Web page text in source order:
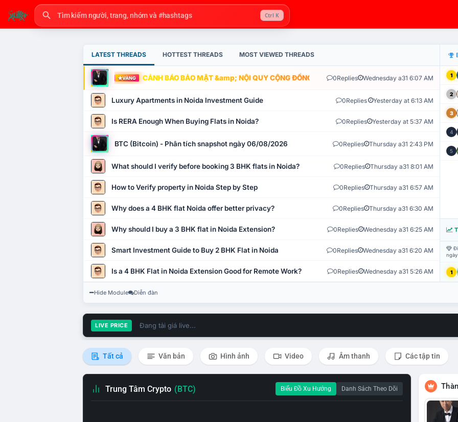
Ctrl K
LATEST THREADS HOTTEST THREADS MOST VIEWED THREADS
VÀNG CẢNH BÁO BẢO MẬT &amp; NỘI QUY CỘNG ĐỒNG VLIKE.VN: HỆ THỐNG GIÁM SÁT TỰ
0Replies Wednesday a31 6:07 AM
Luxury Apartments in Noida Investment Guide 0Replies Yesterday at 6:13 AM
Is RERA Enough When Buying Flats in Noida? 0Replies Yesterday at 5:37 AM
BTC (Bitcoin) - Phân tích snapshot ngày 06/08/2026 0Replies Thursday a31 2:43 PM
What should I verify before booking 3 BHK flats in Noida? 0Replies Thursday a31 8:01 AM
How to Verify property in Noida Step by Step 0Replies Thursday a31 6:57 AM
Why does a 4 BHK flat Noida offer better privacy? 0Replies Thursday a31 6:30 AM
Why should I buy a 3 BHK flat in Noida Extension? 0Replies Wednesday a31 6:25 AM
Smart Investment Guide to Buy 2 BHK Flat in Noida 0Replies Wednesday a31 6:20 AM
Is a 4 BHK Flat in Noida Extension Good for Remote Work? 0Replies Wednesday a31 5:26 AM
1
2
3
4
5
1
Hide Module Diễn đàn
LIVE PRICE Đang tải giá live...
Tất cả Văn bản Hình ảnh Video Âm thanh Các tập tin
Trung Tâm Crypto (BTC) Biểu Đồ Xu Hướng Danh Sách Theo Dõi